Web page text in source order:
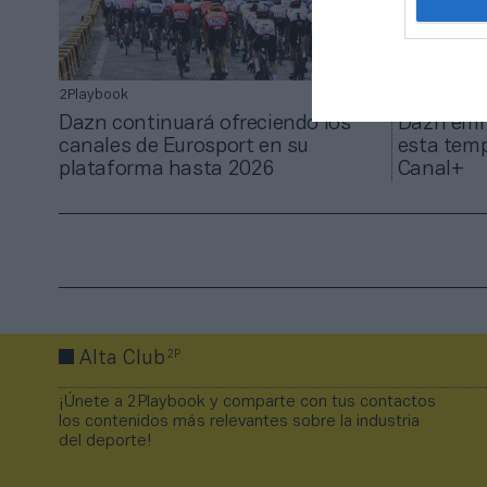
2Playbook
Dazn continuará ofreciendo los
canales de Eurosport en su
plataforma hasta 2026
Dazn
esta
Canal+
Alta Club2P
¡Únete a 2Playbook y comparte con tus contactos
los contenidos más relevantes sobre la industria
del deporte!